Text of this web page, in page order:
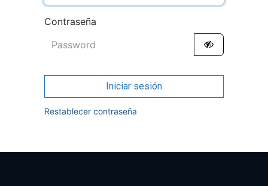
Contraseña
Iniciar sesión
Restablecer contraseña